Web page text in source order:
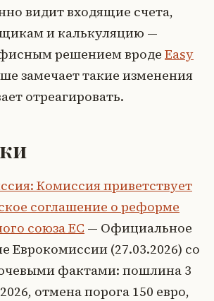
видит входящие счета,
и калькуляцию —
решением вроде Easy
замечает такие изменения
отреагировать.
Комиссия приветствует
соглашение о реформе
союза ЕС — Официальное
Еврокомиссии (27.03.2026) со
фактами: пошлина 3
отмена порога 150 евро,